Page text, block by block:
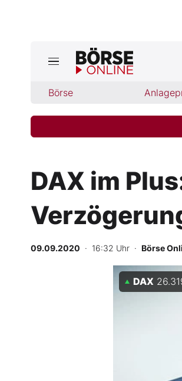
Börse
Börse
Abo & Shop
BO-Musterdepots
Experten
Mein B:O
DAX im
09.09.2020 · 16:32 Uhr · Börse
DAX